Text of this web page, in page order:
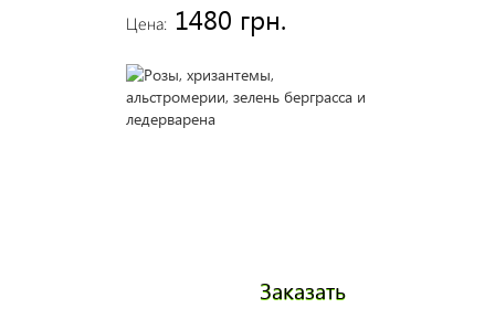
Цена: 1480 грн.
Заказать